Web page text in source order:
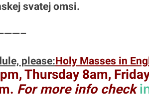
svatej omsi.
please:Holy Masses in
Thursday 8am,
For more info check